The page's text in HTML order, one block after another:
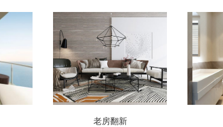
老房翻新